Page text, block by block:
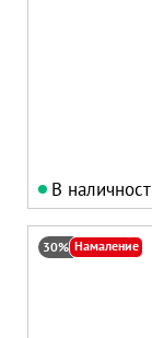
В наличност
30% Намаление